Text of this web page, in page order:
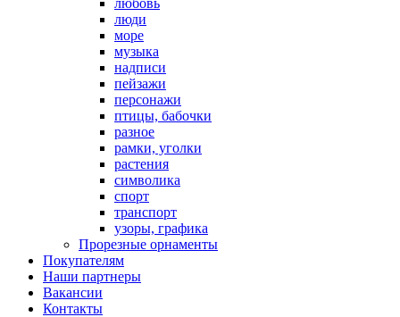
любовь
люди
море
музыка
надписи
пейзажи
персонажи
птицы, бабочки
разное
рамки, уголки
растения
символика
спорт
транспорт
узоры, графика
Прорезные орнаменты
Покупателям
Наши партнеры
Вакансии
Контакты